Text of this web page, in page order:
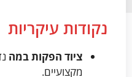
נקודות עיקריות
ציוד הפקות במה
מקצועיים.